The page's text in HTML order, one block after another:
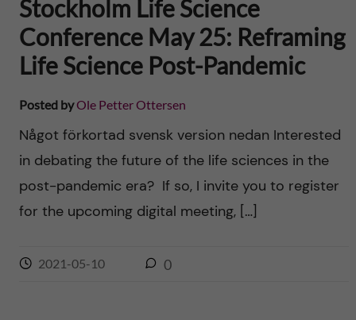
Stockholm Life Science
Conference May 25: Reframing
Life Science Post-Pandemic
Posted byOle Petter Ottersen
Något förkortad svensk version nedan Interested
in debating the future of the life sciences in the
post-pandemic era? If so, I invite you to register
for the upcoming digital meeting, […]
2021-05-10 0